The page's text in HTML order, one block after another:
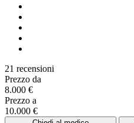
21 recensioni
Prezzo da
8.000 €
Prezzo a
10.000 €